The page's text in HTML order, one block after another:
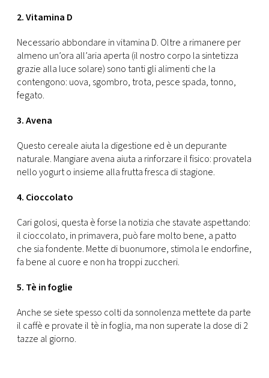
2. Vitamina D
Necessario abbondare in vitamina D. Oltre a rimanere per
almeno un’ora all’aria aperta (il nostro corpo la sintetizza
grazie alla luce solare) sono tanti gli alimenti che la
contengono: uova, sgombro, trota, pesce spada, tonno,
fegato.
3. Avena
Questo cereale aiuta la digestione ed è un depurante
naturale. Mangiare avena aiuta a rinforzare il fisico: provatela
nello yogurt o insieme alla frutta fresca di stagione.
4. Cioccolato
Cari golosi, questa è forse la notizia che stavate aspettando:
il cioccolato, in primavera, può fare molto bene, a patto
che sia fondente. Mette di buonumore, stimola le endorfine,
fa bene al cuore e non ha troppi zuccheri.
5. Tè in foglie
Anche se siete spesso colti da sonnolenza mettete da parte
il caffè e provate il tè in foglia, ma non superate la dose di 2
tazze al giorno.